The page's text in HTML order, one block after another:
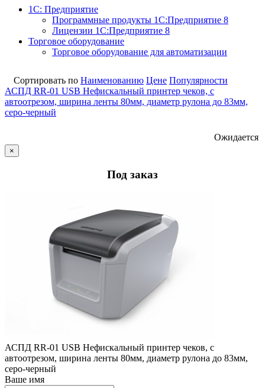
1С: Предприятие
Программные продукты 1С:Предприятие 8
Лицензии 1С:Предприятие 8
Торговое оборудование
Торговое оборудование для автоматизации
Сортировать по Наименованию Цене Популярности
АСПД RR-01 USB Нефискальный принтер чеков, с
автоотрезом, ширина ленты 80мм, диаметр рулона до 83мм,
серо-черный
Ожидается
×
Под заказ
АСПД RR-01 USB Нефискальный принтер чеков, с
автоотрезом, ширина ленты 80мм, диаметр рулона до 83мм,
серо-черный
Ваше имя